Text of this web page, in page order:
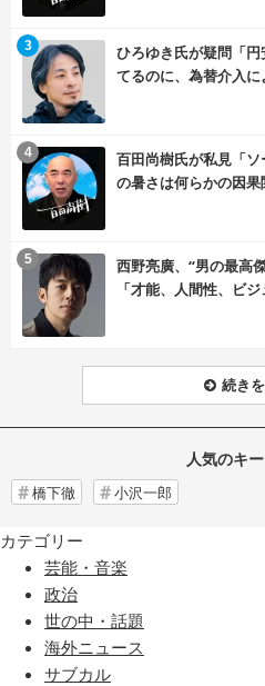
ひろゆき氏が疑問「
てるのに、為替介入に
3
百田尚樹氏が私見「
の暑さは何らかの因果
4
西野亮廣、“男の最高
「才能、人間性、ビ
5
続き
人気のキ
橋下徹 小沢一郎
カテゴリー
芸能・音楽
政治
世の中・話題
海外ニュース
サブカル